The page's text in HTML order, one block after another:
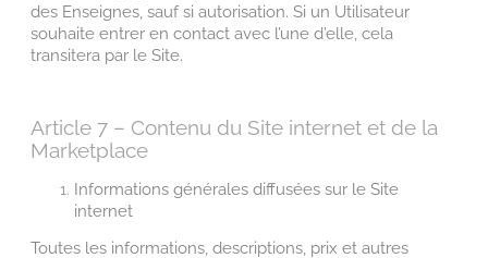
des Enseignes, sauf si autorisation. Si un Utilisateur
souhaite entrer en contact avec l’une d’elle, cela
transitera par le Site.
Article 7 – Contenu du Site internet et de la
Marketplace
Informations générales diffusées sur le Site
internet
Toutes les informations, descriptions, prix et autres